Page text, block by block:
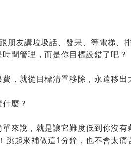
友講垃圾話、發呆、等電梯、
間管理，而是你目標設錯了吧？
，就從目標清單移除，永遠移出
麼？
來說，就是讓它難度低到你沒有
起來補做這1分鐘，也不會太痛